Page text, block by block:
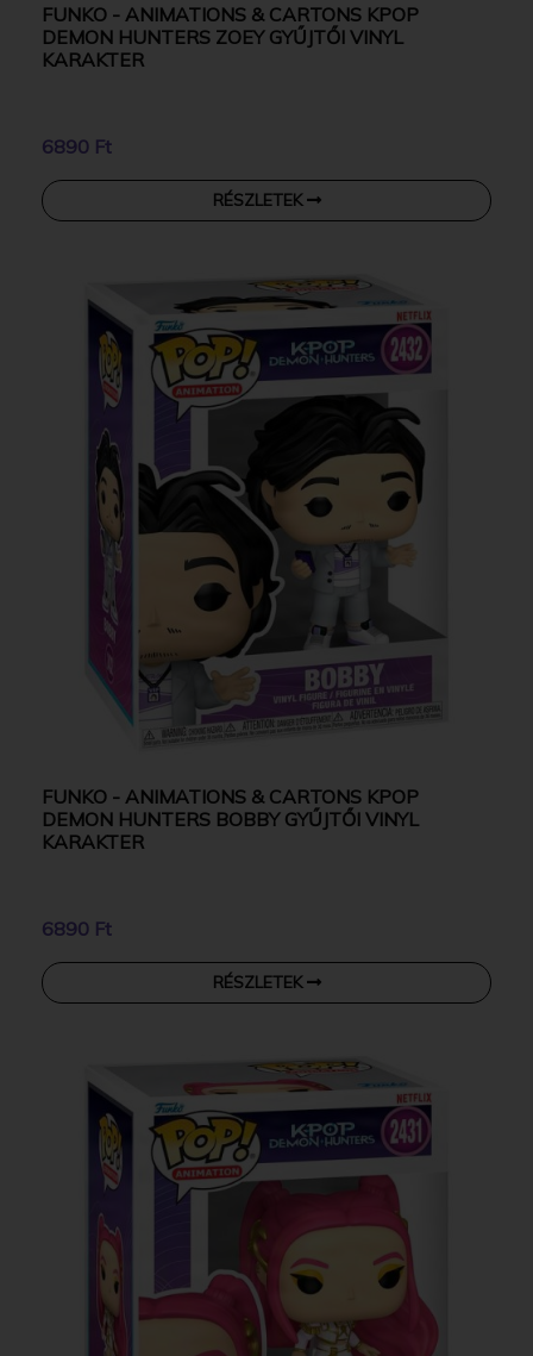
FUNKO - ANIMATIONS & CARTONS KPOP
DEMON HUNTERS ZOEY GYŰJTŐI VINYL
KARAKTER
6890 Ft
RÉSZLETEK
FUNKO - ANIMATIONS & CARTONS KPOP
DEMON HUNTERS BOBBY GYŰJTŐI VINYL
KARAKTER
6890 Ft
RÉSZLETEK